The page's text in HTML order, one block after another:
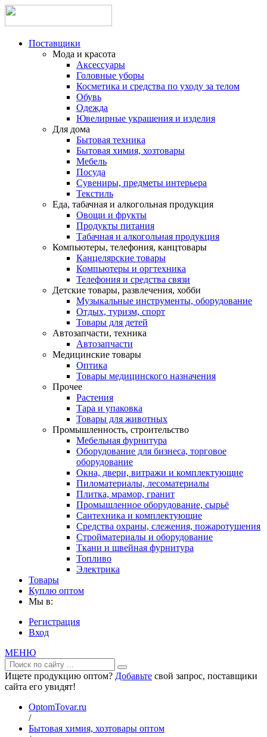
Поставщики
Мода и красота
Аксессуары
Головные уборы
Косметика и средства по уходу за телом
Обувь
Одежда
Ювелирные украшения и изделия
Для дома
Бытовая техника
Бытовая химия, хозтовары
Мебель
Посуда
Сувениры, предметы интерьера
Текстиль
Еда, табачная и алкогольная продукция
Овощи и фрукты
Продукты питания
Табачная и алкогольная продукция
Компьютеры, телефония, канцтовары
Канцелярские товары
Компьютеры и оргтехника
Телефония и средства связи
Детские товары, развлечения, хобби
Музыкальные инструменты, оборудование
Отдых, туризм, спорт
Товары для детей
Автозапчасти, техника
Автозапчасти
Медицинские товары
Оптика
Товары медицинского назначения
Прочее
Растения
Тара и упаковка
Товары для животных
Промышленность, строительство
Мебельная фурнитура
Оборудование для бизнеса, торговое
оборудование
Окна, двери, витражи и комплектующие
Пиломатериалы, лесоматериалы
Плитка, мрамор, гранит
Промышленное оборудование, сырьё
Сантехника и комплектующие
Средства охраны, слежения, пожаротушения
Стройматериалы и оборудование
Ткани и швейная фурнитура
Топливо
Электрика
Товары
Куплю оптом
Мы в:
Регистрация
Вход
МЕНЮ
Ищете продукцию оптом? Добавьте свой запрос, поставщики
сайта его увидят!
OptomTovar.ru
/
Бытовая химия, хозтовары оптом